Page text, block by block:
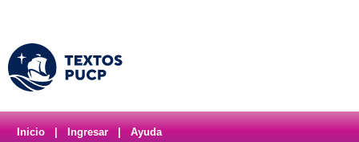
Inicio Ingresar Ayuda